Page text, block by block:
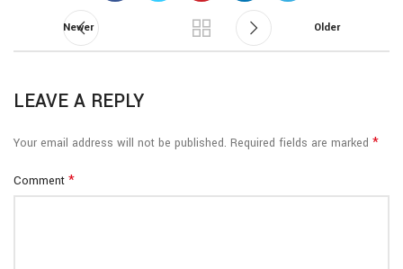
Newer Older
LEAVE A REPLY
Your email address will not be published. Required fields are marked *
Comment *